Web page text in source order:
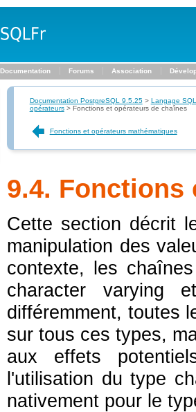
Documentation Forums Association
Documentation PostgreSQL 9.5.25> Langage SQL
opérateurs> Fonctions et opérateurs de chaînes
Fonctions et opérateurs mathématiques
9.4. Fonctions
Cette section décrit
manipulation des
contexte, les
character varying
différemment, toutes
sur tous ces types,
aux effets
l'utilisation du type
nativement pour le